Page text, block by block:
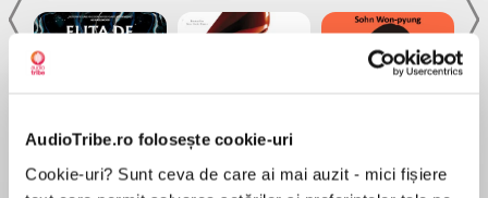
AudioTribe.ro folosește cookie-uri
Cookie-uri? Sunt ceva de care ai mai auzit - mici fișiere
de...
Dani Francis
Diavolul se îmbracă de
la...
Lauren Weisberger Sohn Won-pyung